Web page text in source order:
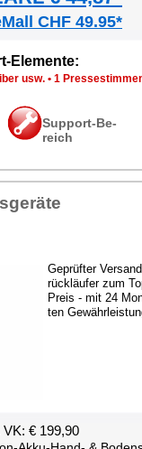
CHF 49.95*
Ele­men­te:
usw. • 1
Sup­port-Be­
reich
Ge­prüf­ter
rück­läu­fer zum
Preis - mit 24
ten
€ 199,90